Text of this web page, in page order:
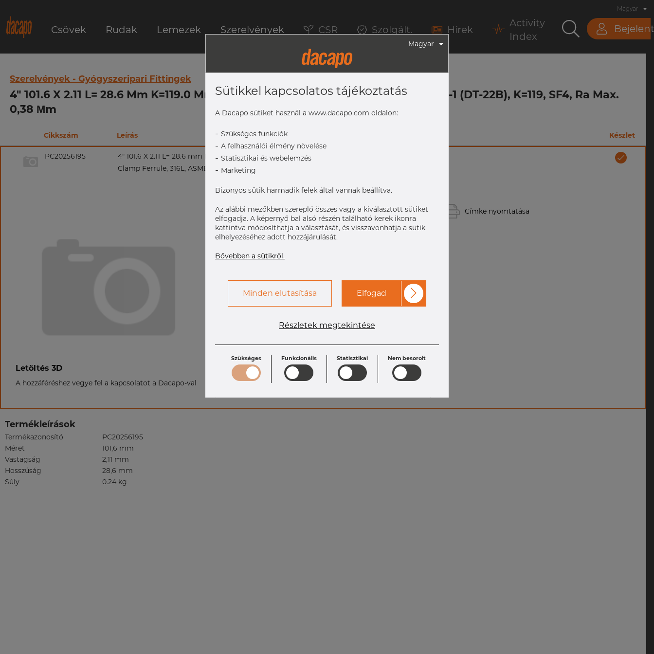
Csövek Rudak Lemezek Szerelvények CSR Szolgált. Hírek
Activity
Index
Magyar
Szerelvények - Gyógyszeripari Fittingek
4" 101.6 X 2.11 L= 28.6 Mm K=119.0 Mm - Clamp Ferrule, 316L, ASME BPE, DT-4.1.4-1 (DT-22B), K=119, SF4, Ra Max.
0,38 Μm
Cikkszám Leírás Készlet
PC20256195
4" 101.6 X 2.11 L= 28.6 mm K=119.0 mm
Clamp Ferrule, 316L, ASME BPE, DT-4.1.4-1 (DT-22B), K=119, SF4, Ra max. 0,38 µm
Letöltés 3D
A hozzáféréshez vegye fel a kapcsolatot a Dacapo-val
Size ODxT: 101.6 x
2
A: 118.9 mm L: 28.6 mm
Size: 4"
Címke nyomtatása
Termékleírások
Termékazonosító
PC20256195
Méret
101,6 mm
Vastagság
2,11 mm
Hosszúság
28,6 mm
Súly
0.24 kg
Magyar
Sütikkel kapcsolatos tájékoztatás
A Dacapo sütiket használ a www.dacapo.com oldalon:
- Szükséges funkciók
- A felhasználói élmény növelése
- Statisztikai és webelemzés
- Marketing
Bizonyos sütik harmadik felek által vannak beállítva.
Az alábbi mezőkben szereplő összes vagy a kiválasztott sütiket
elfogadja. A képernyő bal alsó részén található kerek ikonra
kattintva módosíthatja a választását, és visszavonhatja a sütik
elhelyezéséhez adott hozzájárulását.
Bővebben a sütikről.
Minden elutasítása Elfogad
Részletek megtekintése
Szükséges Funkcionális Statisztikai Nem besorolt